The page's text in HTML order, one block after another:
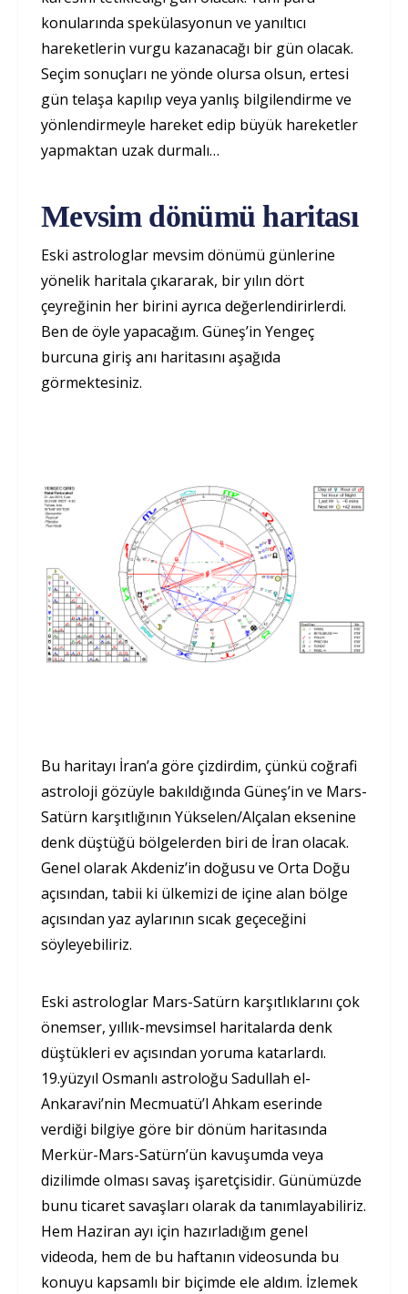
konularında spekülasyonun ve yanıltıcı
hareketlerin vurgu kazanacağı bir gün olacak.
Seçim sonuçları ne yönde olursa olsun, ertesi
gün telaşa kapılıp veya yanlış bilgilendirme ve
yönlendirmeyle hareket edip büyük hareketler
yapmaktan uzak durmalı…
Mevsim dönümü haritası
Eski astrologlar mevsim dönümü günlerine
yönelik haritala çıkararak, bir yılın dört
çeyreğinin her birini ayrıca değerlendirirlerdi.
Ben de öyle yapacağım. Güneş’in Yengeç
burcuna giriş anı haritasını aşağıda
görmektesiniz.
Bu haritayı İran’a göre çizdirdim, çünkü coğrafi
astroloji gözüyle bakıldığında Güneş’in ve Mars-
Satürn karşıtlığının Yükselen/Alçalan eksenine
denk düştüğü bölgelerden biri de İran olacak.
Genel olarak Akdeniz’in doğusu ve Orta Doğu
açısından, tabii ki ülkemizi de içine alan bölge
açısından yaz aylarının sıcak geçeceğini
söyleyebiliriz.
Eski astrologlar Mars-Satürn karşıtlıklarını çok
önemser, yıllık-mevsimsel haritalarda denk
düştükleri ev açısından yoruma katarlardı.
19.yüzyıl Osmanlı astroloğu Sadullah el-
Ankaravi’nin Mecmuatü’l Ahkam eserinde
verdiği bilgiye göre bir dönüm haritasında
Merkür-Mars-Satürn’ün kavuşumda veya
dizilimde olması savaş işaretçisidir. Günümüzde
bunu ticaret savaşları olarak da tanımlayabiliriz.
Hem Haziran ayı için hazırladığım genel
videoda, hem de bu haftanın videosunda bu
konuyu kapsamlı bir biçimde ele aldım. İzlemek